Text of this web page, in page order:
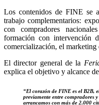
Los contenidos de FINE se
trabajo complementarios:
con compradores
formación con intervención
comercialización, el
El director general de la
explica el objetivo y alcance
“El corazón de FINE es el B2B,
previamente entre compradores
arrancamos con más de 2.000